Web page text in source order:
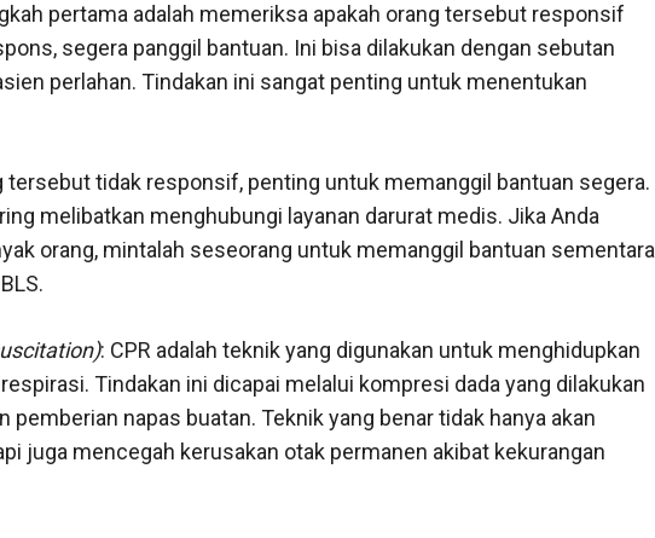
pertama adalah memeriksa apakah orang tersebut responsif
segera panggil bantuan. Ini bisa dilakukan dengan sebutan
perlahan. Tindakan ini sangat penting untuk menentukan
tersebut tidak responsif, penting untuk memanggil bantuan segera.
melibatkan menghubungi layanan darurat medis. Jika Anda
orang, mintalah seseorang untuk memanggil bantuan sementara
: CPR adalah teknik yang digunakan untuk menghidupkan
Tindakan ini dicapai melalui kompresi dada yang dilakukan
pemberian napas buatan. Teknik yang benar tidak hanya akan
juga mencegah kerusakan otak permanen akibat kekurangan